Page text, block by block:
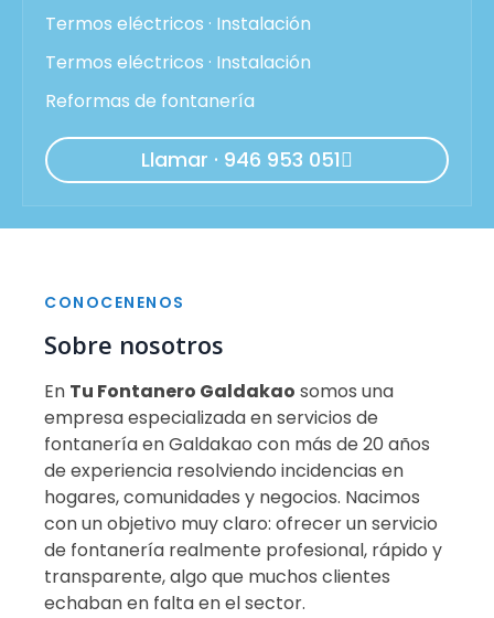
Termos eléctricos · Instalación
Termos eléctricos · Instalación
Reformas de fontanería
Llamar · 946 953 051
CONOCENENOS
Sobre nosotros
En Tu Fontanero Galdakao somos una
empresa especializada en servicios de
fontanería en Galdakao con más de 20 años
de experiencia resolviendo incidencias en
hogares, comunidades y negocios. Nacimos
con un objetivo muy claro: ofrecer un servicio
de fontanería realmente profesional, rápido y
transparente, algo que muchos clientes
echaban en falta en el sector.